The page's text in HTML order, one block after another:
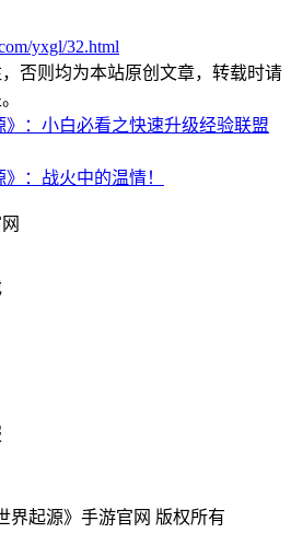
yxgl/32.html
否则均为本站原创文章，转载时请
》：小白必看之快速升级经验联盟
》：战火中的温情！
界起源》手游官网 版权所有